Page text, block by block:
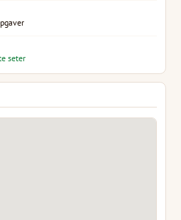
seter